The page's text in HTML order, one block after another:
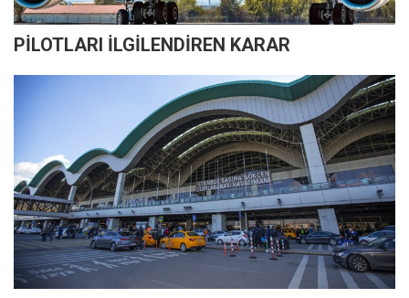
PİLOTLARI İLGİLENDİREN KARAR